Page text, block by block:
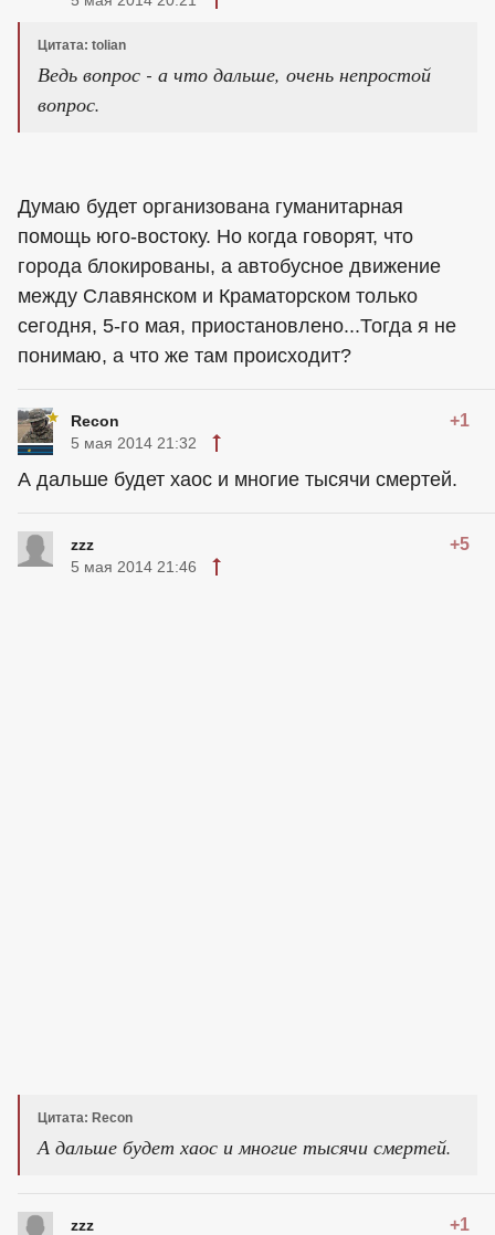
Цитата: tolian
Ведь вопрос - а что дальше, очень непростой
вопрос.
Думаю будет организована гуманитарная
помощь юго-востоку. Но когда говорят, что
города блокированы, а автобусное движение
между Славянском и Краматорском только
сегодня, 5-го мая, приостановлено...Тогда я не
понимаю, а что же там происходит?
Recon +1
5 мая 2014 21:32
А дальше будет хаос и многие тысячи смертей.
zzz +5
5 мая 2014 21:46
Цитата: Recon
А дальше будет хаос и многие тысячи смертей.
zzz +1